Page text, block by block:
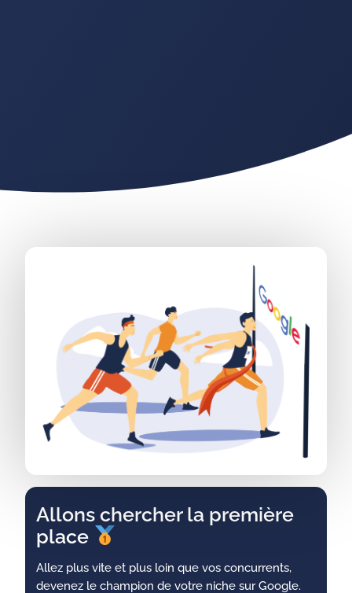
Allons chercher la première
place
Allez plus vite et plus loin que vos concurrents,
devenez le champion de votre niche sur Google.